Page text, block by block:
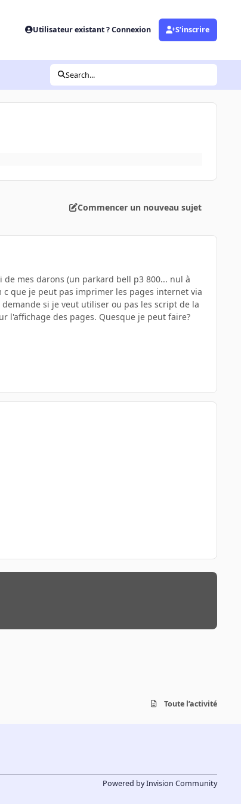
Utilisateur existant ? Connexion S’inscrire
Search...
Commencer un nouveau sujet
mes darons (un parkard bell p3 800... nul à
que je peut pas imprimer les pages internet via
si je veut utiliser ou pas les script de la
l'affichage des pages. Quesque je peut faire?
Toute l’activité
Powered byInvision Community